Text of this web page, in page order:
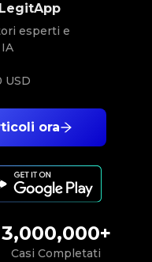
3,000,000+
Casi Completati
ora
esperti e
USD